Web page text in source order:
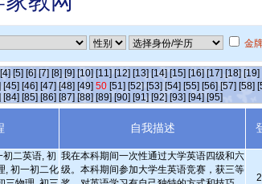
金
[4] [5] [6] [7] [8] [9] [10] [11] [12] [13] [14] [15] [16] [17] [18] [19]
[45] [46] [47] [48] [49] 50 [51] [52] [53] [54] [55] [56] [57] [58]
[84] [85] [86] [87] [88] [89] [90] [91] [92] [93] [94] [95]
自我描述
二英语, 初
, 初一初二化
我在本科期间一次性通过大学英语四级和六
级。本科期间参加大学生英语竞赛，获三等